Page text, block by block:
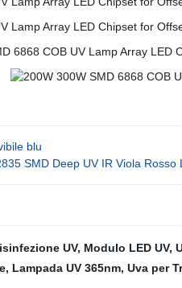
blu
SMD Deep UV IR Viola Rosso
UV, Modulo LED UV,
, Lampada UV 365nm, Uva per